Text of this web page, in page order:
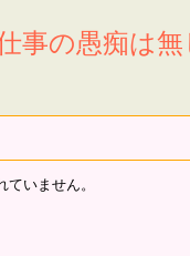
事の愚痴は無
いません。